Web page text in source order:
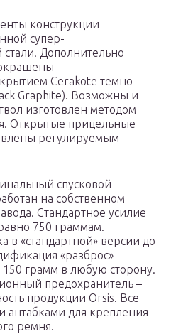
конструкции
супер-
Дополнительно
Cerakote темно-
Graphite). Возможны и
изготовлен методом
Открытые прицельные
регулируемым
спусковой
на собственном
Стандартное усилие
750 граммам.
в «стандартной» версии до
«разброс»
грамм в любую сторону.
предохранитель –
продукции Orsis. Все
для крепления
ремня.